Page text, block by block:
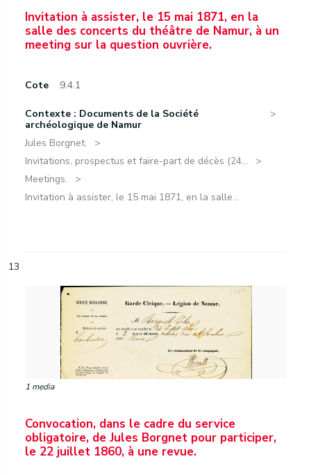
Invitation à assister, le 15 mai 1871, en la
salle des concerts du théâtre de Namur, à un
meeting sur la question ouvrière.
Cote 9.4.1
Contexte : Documents de la Société
archéologique de Namur
Jules Borgnet.
Invitations, prospectus et faire-part de décès (24...
Meetings.
Invitation à assister, le 15 mai 1871, en la salle...
13
1 media
Convocation, dans le cadre du service
obligatoire, de Jules Borgnet pour participer,
le 22 juillet 1860, à une revue.